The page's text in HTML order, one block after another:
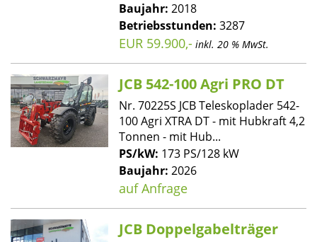
Baujahr: 2018
Betriebsstunden: 3287
EUR 59.900,- inkl. 20 % MwSt.
JCB 542-100 Agri PRO DT
Nr. 70225S JCB Teleskoplader 542-
100 Agri XTRA DT - mit Hubkraft 4,2
Tonnen - mit Hub...
PS/kW: 173 PS/128 kW
Baujahr: 2026
auf Anfrage
JCB Doppelgabelträger